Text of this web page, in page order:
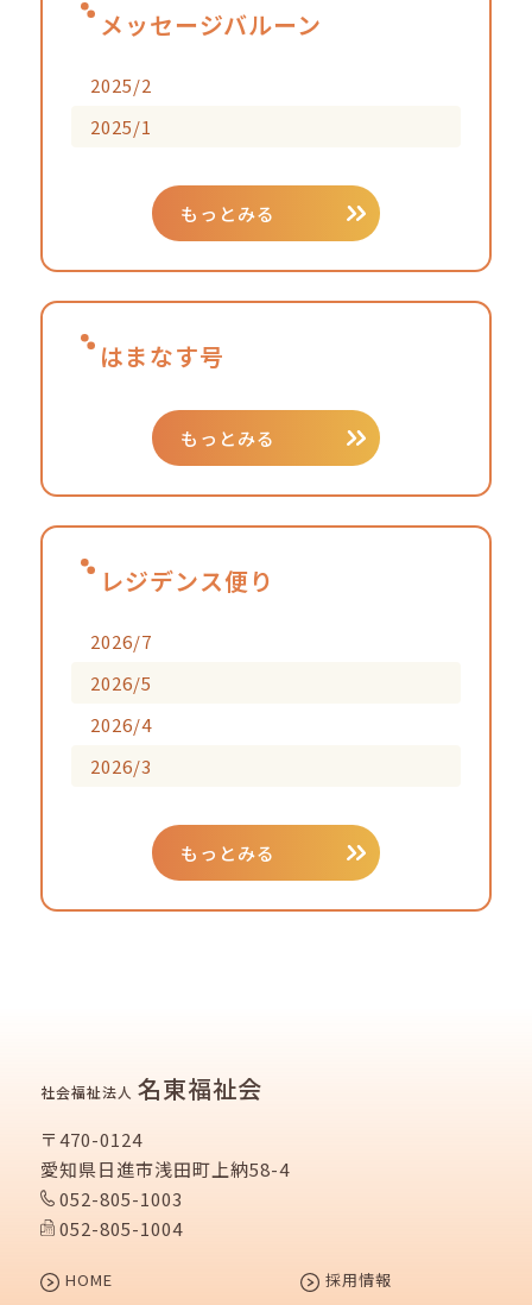
メッセージバルーン
2025/2
2025/1
もっとみる
はまなす号
もっとみる
レジデンス便り
2026/7
2026/5
2026/4
2026/3
もっとみる
社会福祉法人 名東福祉会
〒470-0124
愛知県日進市浅田町上納58-4
052-805-1003
052-805-1004
HOME 採用情報